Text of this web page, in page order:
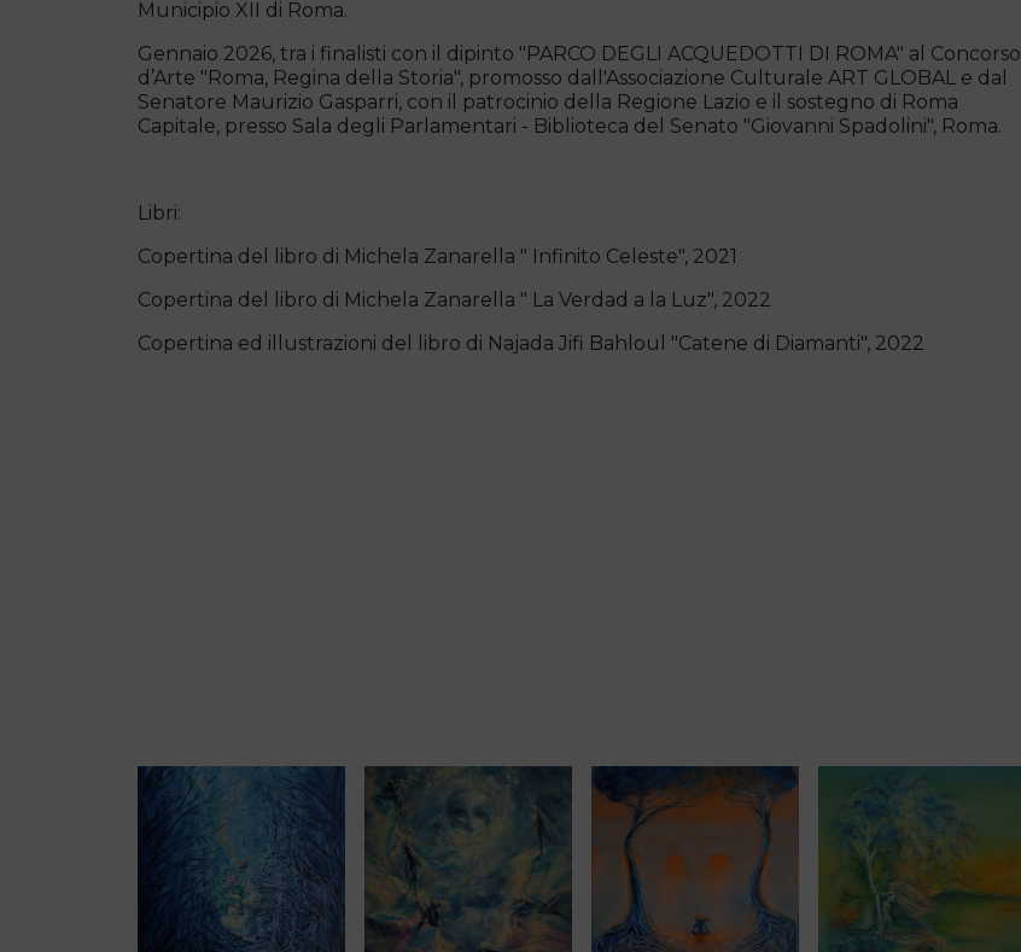
Municipio XII di Roma.
Gennaio 2026, tra i finalisti con il dipinto "PARCO DEGLI ACQUEDOTTI DI ROMA" al Concorso
d’Arte "Roma, Regina della Storia", promosso dall'Associazione Culturale ART GLOBAL e dal
Senatore Maurizio Gasparri, con il patrocinio della Regione Lazio e il sostegno di Roma
Capitale, presso Sala degli Parlamentari - Biblioteca del Senato "Giovanni Spadolini", Roma.
Libri:
Copertina del libro di Michela Zanarella " Infinito Celeste", 2021
Copertina del libro di Michela Zanarella " La Verdad a la Luz", 2022
Copertina ed illustrazioni del libro di Najada Jifi Bahloul "Catene di Diamanti", 2022